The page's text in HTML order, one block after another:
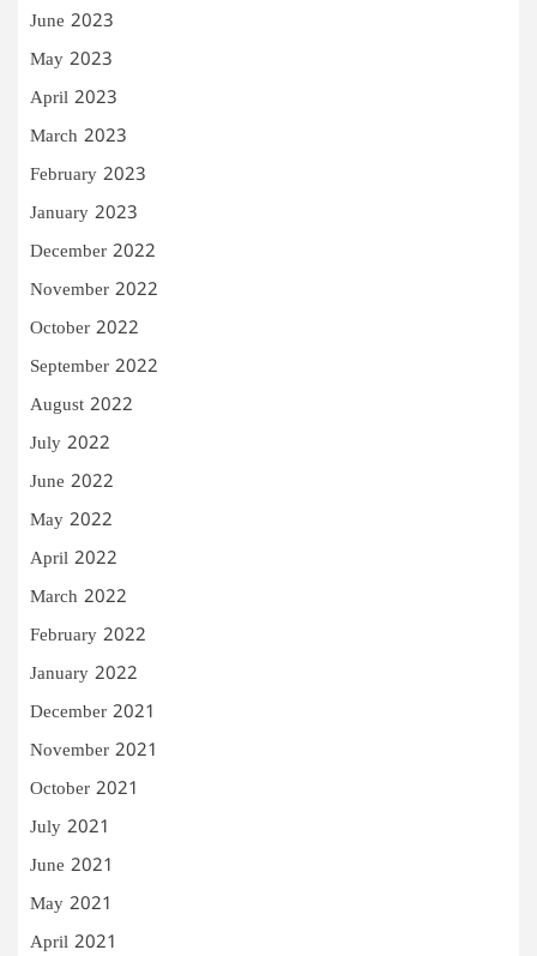
June 2023
May 2023
April 2023
March 2023
February 2023
January 2023
December 2022
November 2022
October 2022
September 2022
August 2022
July 2022
June 2022
May 2022
April 2022
March 2022
February 2022
January 2022
December 2021
November 2021
October 2021
July 2021
June 2021
May 2021
April 2021